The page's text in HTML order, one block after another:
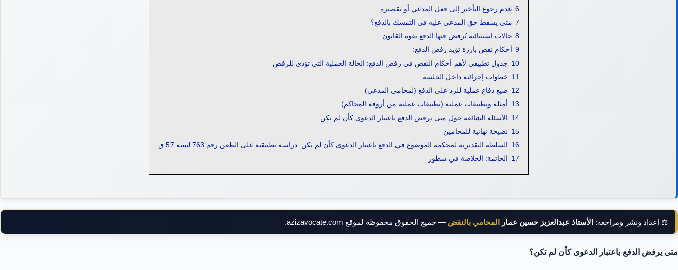
6 عدم رجوع التأخير إلى فعل المدعي أو تقصيره
7 متى يسقط حق المدعى عليه في التمسك بالدفع؟
8 حالات استثنائية يُرفض فيها الدفع بقوة القانون
9 أحكام نقض بارزة تؤيد رفض الدفع:
10 جدول تطبيقي لأهم أحكام النقض في رفض الدفع: الحالة العملية التي تؤدي للرفض
11 خطوات إجرائية داخل الجلسة
12 صيغ دفاع عملية للرد على الدفع (لمحامي المدعي)
13 أمثلة وتطبيقات عملية (تطبيقات عملية من أروقة المحاكم)
14 الأسئلة الشائعة حول متى يرفض الدفع باعتبار الدعوى كأن لم تكن
15 نصيحة نهائية للمحامين
16 السلطة التقديرية لمحكمة الموضوع في الدفع باعتبار الدعوى كأن لم تكن: دراسة تطبيقية على الطعن رقم 763 لسنة 57 ق
17 الخاتمة: الخلاصة في سطور
⚖️ إعداد ونشر ومراجعة: الأستاذ عبدالعزيز حسين عمار المحامي بالنقض — جميع الحقوق محفوظة لموقع azizavocate.com.
متى يرفض الدفع باعتبار الدعوى كأن لم تكن؟